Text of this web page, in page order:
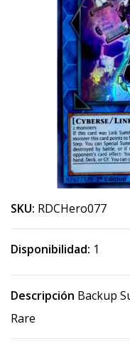
SKU: RDCHero077
Disponibilidad: 1
Descripción Backup
Rare